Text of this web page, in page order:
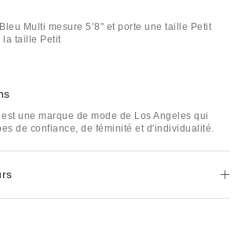
Multi mesure 5’8" et porte une taille Petit
la taille Petit
une marque de mode de Los Angeles qui
de confiance, de féminité et d'individualité.